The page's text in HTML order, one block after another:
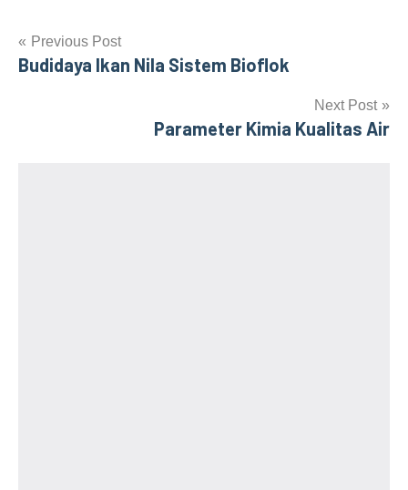
Post
Previous Post
Budidaya Ikan Nila Sistem Bioflok
Next Post
Parameter Kimia Kualitas Air